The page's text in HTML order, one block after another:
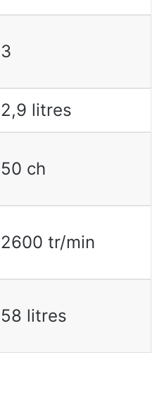
3
2,9 litres
50 ch
2600 tr/min
58 litres